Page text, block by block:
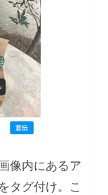
像内にあるア
タグ付け。こ